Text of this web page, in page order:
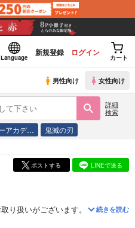
Language
新規登録 ログイン
カート
男性向け 女性向け
詳細
検索
アカデ… 鬼滅の刃
ポストする LINEで送る
り扱いがございます。「まぎれも
続きを読む